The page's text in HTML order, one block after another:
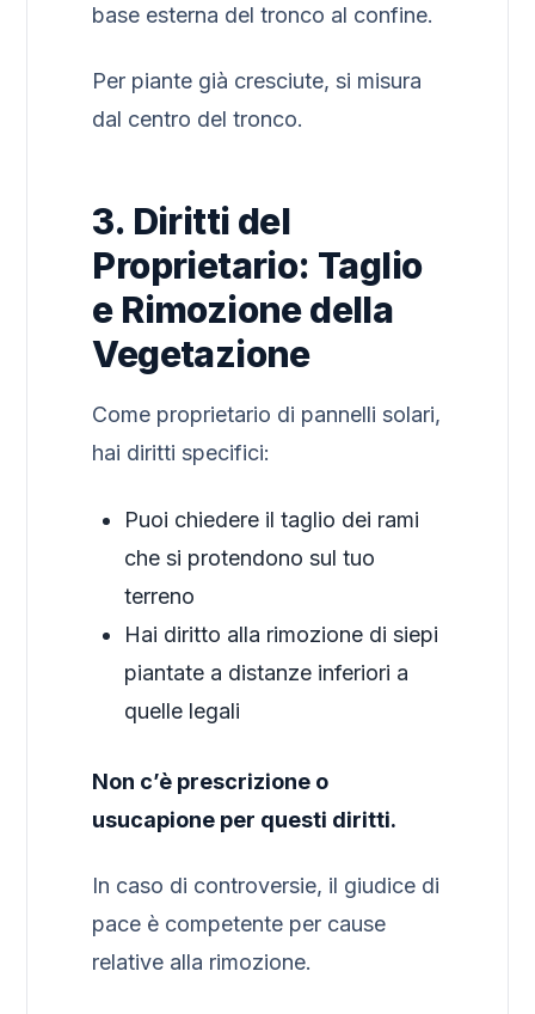
base esterna del tronco al confine.
Per piante già cresciute, si misura
dal centro del tronco.
3. Diritti del
Proprietario: Taglio
e Rimozione della
Vegetazione
Come proprietario di pannelli solari,
hai diritti specifici:
Puoi chiedere il taglio dei rami
che si protendono sul tuo
terreno
Hai diritto alla rimozione di siepi
piantate a distanze inferiori a
quelle legali
Non c’è prescrizione o
usucapione per questi diritti.
In caso di controversie, il giudice di
pace è competente per cause
relative alla rimozione.